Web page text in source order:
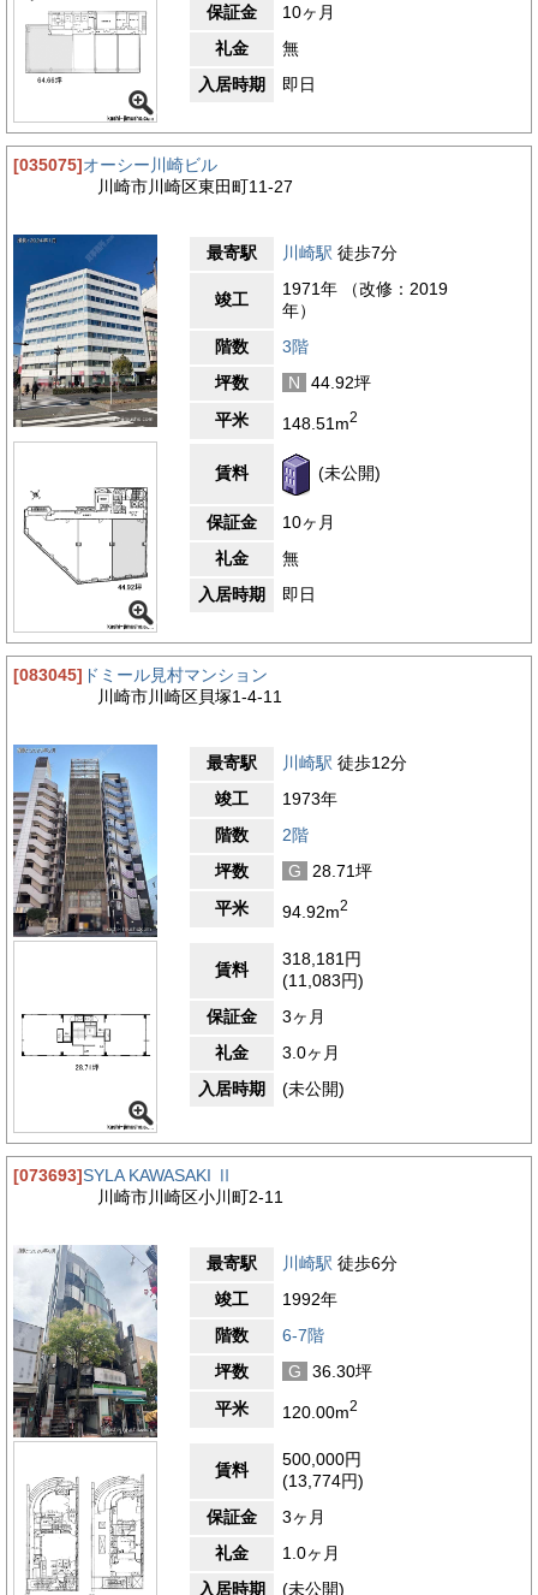
保証金
10ヶ月
礼金
無
入居時期
即日
[035075]オーシー川崎ビル
川崎市川崎区東田町11-27
最寄駅 川崎駅 徒歩7分
竣工
1971年 （改修：2019
年）
階数
3階
坪数
N
44.92坪
平米
148.51m2
賃料 (未公開)
保証金
10ヶ月
礼金
無
入居時期
即日
[083045] ドミール見村マンション
川崎市川崎区貝塚1-4-11
最寄駅 川崎駅 徒歩12分
竣工
1973年
階数
2階
坪数
G
28.71坪
平米
94.92m2
賃料
318,181円
(11,083円)
保証金
3ヶ月
礼金
3.0ヶ月
入居時期
(未公開)
[073693]SYLA KAWASAKI Ⅱ
川崎市川崎区小川町2-11
最寄駅 川崎駅 徒歩6分
竣工
1992年
階数
6-7階
坪数
G
36.30坪
平米
120.00m2
賃料
500,000円
(13,774円)
保証金
3ヶ月
礼金
1.0ヶ月
入居時期
(未公開)